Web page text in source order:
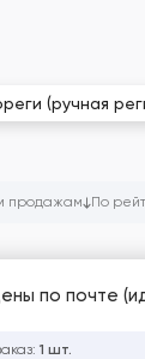
(ручная
продажам По
по почте
1 шт.